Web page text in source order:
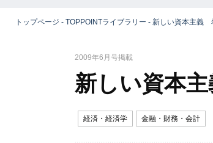
トップページ - TOPPOINTライブラリー - 新しい資本主義
2009年6月号掲載
新しい資本
経済・経済学 金融・財務・会計